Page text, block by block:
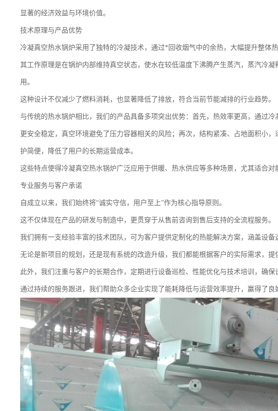
显著的经济效益与环境价值。
技术原理与产品优势
冷凝真空热水锅炉采用了独特的冷凝技术，通过*回收烟气中的余热，大幅提升整体
其工作原理是在锅炉内部维持真空状态，使水在较低温度下沸腾产生蒸汽，蒸汽冷
用。
这种设计不仅减少了燃料消耗，也显著降低了排放，符合当前节能减排的行业趋势。
与传统的热水锅炉相比，我们的产品具备多项突出优势：首先，热效率更高，通过
更安全稳定，真空环境避免了压力容器相关的风险；再次，结构紧凑、占地面积小
护简便，降低了用户的长期运营成本。
这些特点使得冷凝真空热水锅炉广泛应用于供暖、热水供应等多种场景，尤其适合
专业服务与客户承诺
自成立以来，我们始终将“诚实守信，用户至上”作为核心指导原则。
这不仅体现在产品的研发与制造中，更贯穿于从售前咨询到售后支持的全流程服务。
我们拥有一支经验丰富的技术团队，可为客户提供定制化的热能解决方案，涵盖设
无论是新项目的规划，还是现有系统的改造升级，我们都能根据客户的实际需求，
此外，我们注重与客户的长期合作，定期进行设备巡检、性能优化与技术培训，确
通过持续的服务跟进，我们帮助众多企业实现了能耗降低与运营效率提升，赢得了良